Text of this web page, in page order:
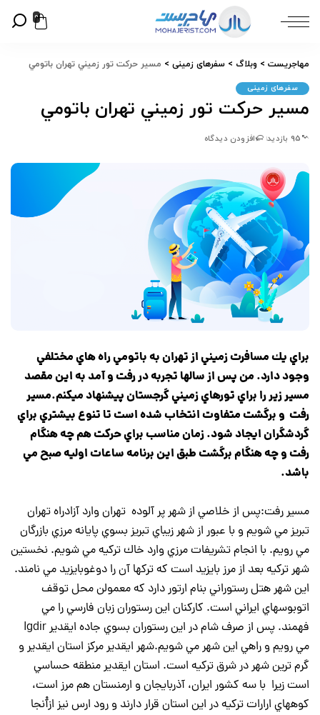
0
مهاجریست > وبلاگ > سفرهای زمینی > مسير حركت تور زميني تهران باتومي
سفرهای زمینی
مسير حركت تور زميني تهران باتومي
95 بازدید افزودن دیدگاه
براي يك مسافرت زميني از تهران به باتومي راه هاي مختلفي
وجود دارد. من پس از سالها تجربه در رفت و آمد به اين مقصد
مسير زير را براي تورهاي زميني گرجستان پيشنهاد ميكنم.مسير
رفت و برگشت متفاوت انتخاب شده است تا تنوع بيشتري براي
گردشگران ايجاد شود. زمان مناسب براي حركت هم چه هنگام
رفت و چه هنگام برگشت طبق اين برنامه ساعات اوليه صبح مي
باشد.
مسير رفت:پس از خلاصي از شهر پر آلوده تهران وارد آزادراه تهران
تبريز مي شويم و با عبور از شهر زيباي تبريز بسوي پايانه مرزي بازرگان
مي رويم. با انجام تشريفات مرزي وارد خاك تركيه مي شويم. نخستين
شهر تركيه بعد از مرز بايزيد است كه تركها آن را دوغوبايزيد مي نامند.
اين شهر هتل رستوراني بنام ارتور دارد كه معمولن محل توقف
اتوبوسهاي ايراني است. كاركنان اين رستوران زبان فارسي را مي
فهمند. پس از صرف شام در اين رستوران بسوي جاده ايقدير Igdir
مي رويم و راهي اين شهر مي شويم.شهر ايقدير مركز استان ايقدير و
گرم ترين شهر در شرق تركيه است. استان ايقدير منطقه حساسي
است زيرا با سه كشور ايران، آذربايجان و ارمنستان هم مرز است،
كوههاي ارارات تركيه در اين استان قرار دارند و رود ارس نيز ازآْنجا